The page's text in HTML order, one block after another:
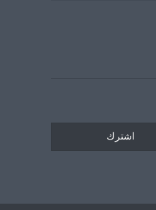
اشترك